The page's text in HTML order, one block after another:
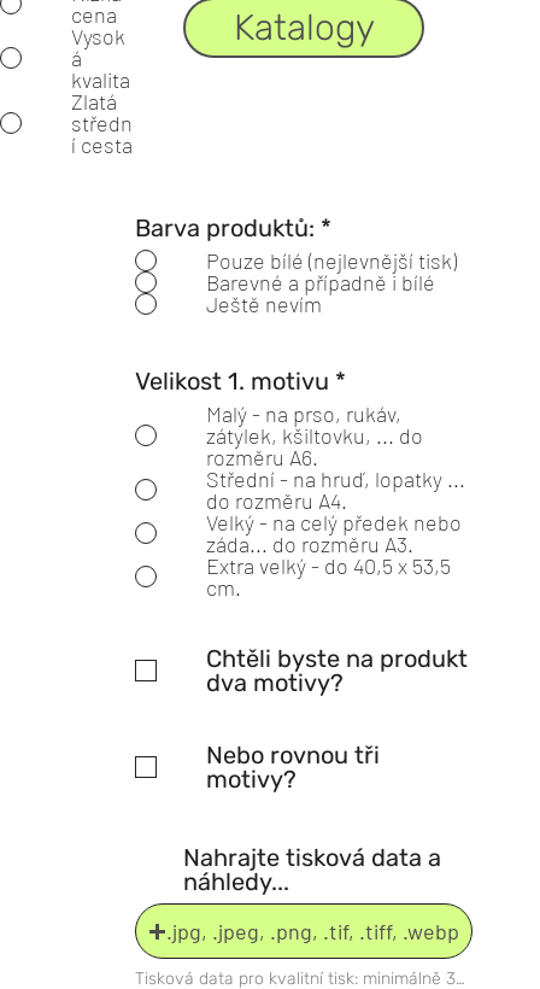
cena
Vysok
á
kvalita
Zlatá
středn
í cesta
Velikost 1. motivu *
Malý - na prso, rukáv,
zátylek, kšiltovku, ... do
rozměru A6.
Střední - na hruď, lopatky ...
do rozměru A4.
Velký - na celý předek nebo
záda... do rozměru A3.
Extra velký - do 40,5 x 53,5
cm.
Chtěli byste na produkt
dva motivy?
Nebo rovnou tři
motivy?
Nahrajte tisková data a
náhledy...
.jpg, .jpeg, .png, .tif, .tiff, .webp
Tisková data pro kvalitní tisk: minimálně 300 dpi, bez komprese.
Katalogy
Barva produktů: *
Pouze bílé (nejlevnější tisk)
Barevné a případně i bílé
Ještě nevím